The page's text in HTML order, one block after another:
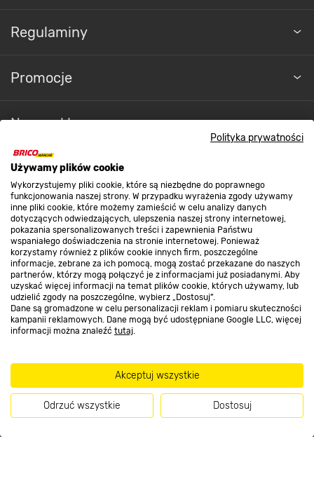
Polityka prywatności
Używamy plików cookie
Wykorzystujemy pliki cookie, które są niezbędne do poprawnego
funkcjonowania naszej strony. W przypadku wyrażenia zgody używamy
inne pliki cookie, które możemy zamieścić w celu analizy danych
dotyczących odwiedzających, ulepszenia naszej strony internetowej,
pokazania spersonalizowanych treści i zapewnienia Państwu
wspaniałego doświadczenia na stronie internetowej. Ponieważ
korzystamy również z plików cookie innych firm, poszczególne
informacje, zebrane za ich pomocą, mogą zostać przekazane do naszych
partnerów, którzy mogą połączyć je z informacjami już posiadanymi. Aby
uzyskać więcej informacji na temat plików cookie, których używamy, lub
udzielić zgody na poszczególne, wybierz „Dostosuj”.
Dane są gromadzone w celu personalizacji reklam i pomiaru skuteczności
kampanii reklamowych. Dane mogą być udostępniane Google LLC, więcej
informacji można znaleźć tutaj.
Akceptuj wszystkie
Odrzuć wszystkie Dostosuj
Regulaminy
Promocje
Nasze sklepy
O nas
Kontakt do sklepu
Strefa biznesu
Dołącz do nas
Metody płatności